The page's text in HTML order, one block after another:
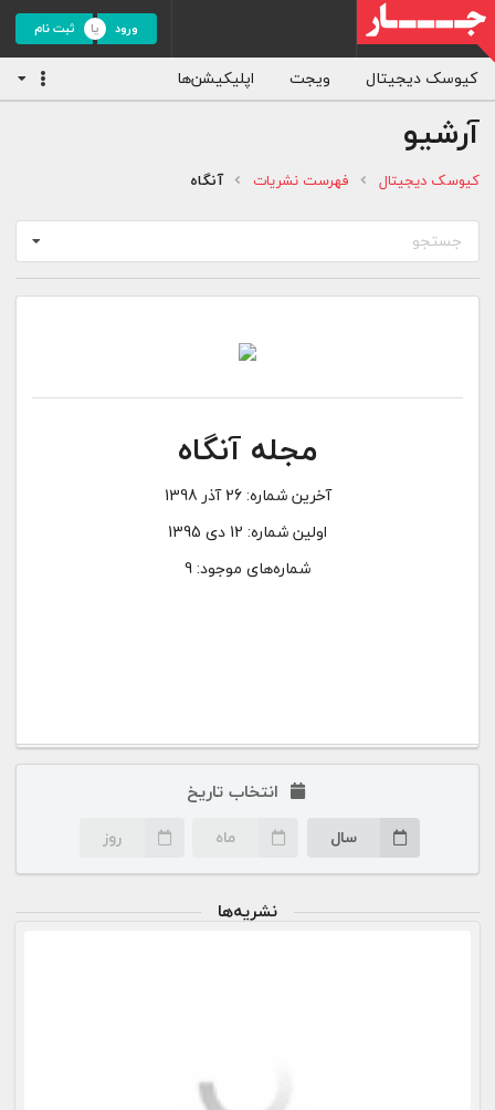
ورود ثبت نام
کیوسک دیجیتال ویجت اپلیکیشن‌ها
آرشیو
کیوسک دیجیتال فهرست نشریات آنگاه
جستجو
مجله آنگاه
آخرین شماره:26 آذر 1398
اولین شماره: 12 دی 1395
شماره‌های موجود: 9
انتخاب تاریخ
سال ماه روز
نشریه‌ها